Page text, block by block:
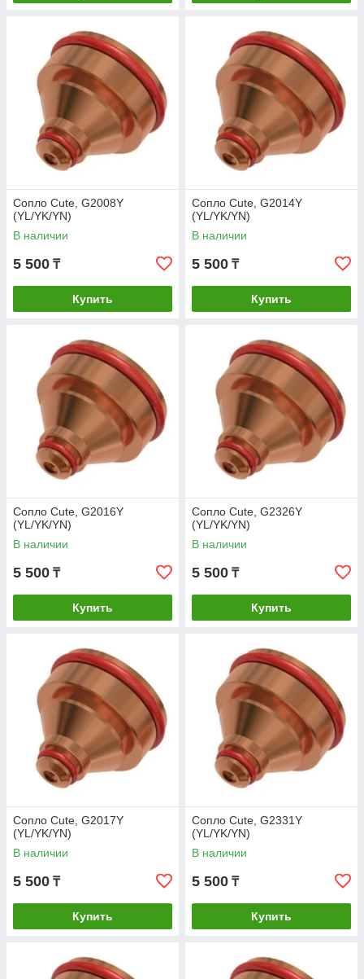
Сопло Cute, G2008Y
(YL/YK/YN)
В наличии
5 500 ₸
Купить
Сопло Cute, G2014Y
(YL/YK/YN)
В наличии
5 500 ₸
Купить
Сопло Cute, G2016Y
(YL/YK/YN)
В наличии
5 500 ₸
Купить
Сопло Cute, G2326Y
(YL/YK/YN)
В наличии
5 500 ₸
Купить
Сопло Cute, G2017Y
(YL/YK/YN)
В наличии
5 500 ₸
Купить
Сопло Cute, G2331Y
(YL/YK/YN)
В наличии
5 500 ₸
Купить